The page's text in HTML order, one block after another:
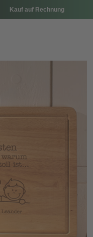
Kauf auf Rechnung